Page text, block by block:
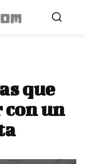
que
un